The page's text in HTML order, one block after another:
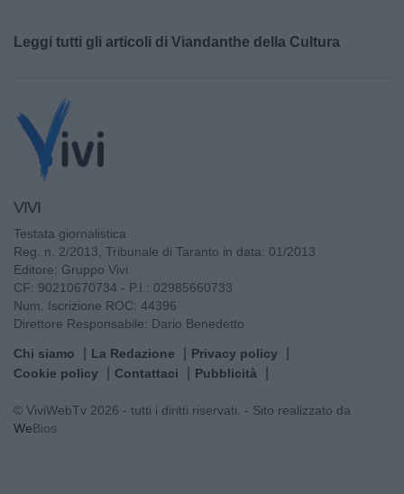
Leggi tutti gli articoli di Viandanthe della Cultura
VIVI
Testata giornalistica
Reg. n. 2/2013, Tribunale di Taranto in data: 01/2013
Editore: Gruppo Vivi
CF: 90210670734 - P.I.: 02985660733
Num. Iscrizione ROC: 44396
Direttore Responsabile: Dario Benedetto
Chi siamo La Redazione
Privacy policy
Cookie policy
Contattaci Pubblicità
© ViviWebTv 2026 - tutti i diritti riservati. - Sito realizzato da
WeBios